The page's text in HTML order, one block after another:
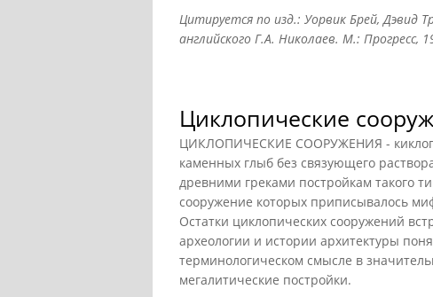
Цитируется по изд.: Уорвик Брей, Дэвид
английского Г.А. Николаев. М.: Прогресс,
Циклопические
ЦИКЛОПИЧЕСКИЕ СООРУЖЕНИЯ -
каменных глыб без связующего
древними греками постройкам такого
сооружение которых приписывалось
Остатки циклопических сооружений
археологии и истории архитектуры
терминологическом смысле в
мегалитические постройки.